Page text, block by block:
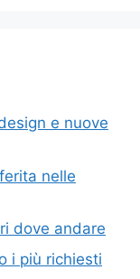
e nuove
nelle
dove andare
i più richiesti